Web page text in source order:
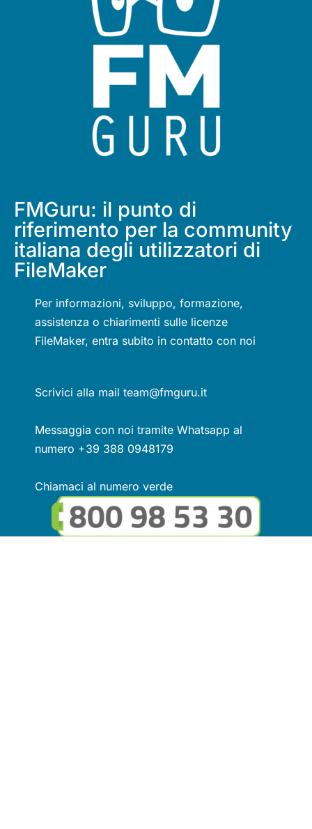
FMGuru: il punto di
riferimento per la community
italiana degli utilizzatori di
FileMaker
Per informazioni, sviluppo, formazione,
assistenza o chiarimenti sulle licenze
FileMaker, entra subito in contatto con noi
Scrivici alla mail team@fmguru.it
Messaggia con noi tramite Whatsapp al
numero +39 388 0948179
Chiamaci al numero verde